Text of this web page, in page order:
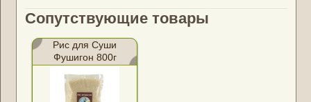
Сопутствующие товары
Рис для Суши
Фушигон 800г